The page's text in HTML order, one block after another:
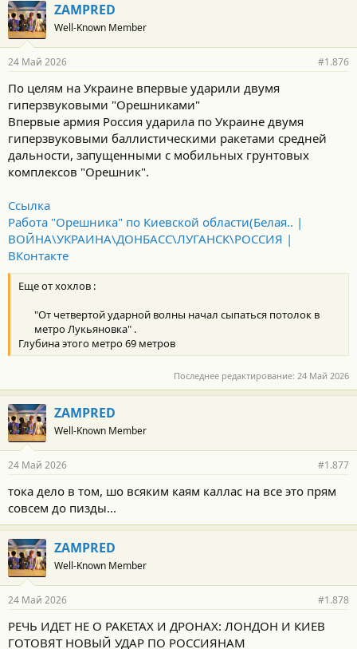
ZAMPRED
Well-Known Member
24 Май 2026 #1.876
По целям на Украине впервые ударили двумя
гиперзвуковыми "Орешниками"
Впервые армия Россия ударила по Украине двумя
гиперзвуковыми баллистическими ракетами средней
дальности, запущенными с мобильных грунтовых
комплексов "Орешник".
Ссылка
Работа "Орешника" по Киевской области(Белая.. |
ВОЙНА\УКРАИНА\ДОНБАСС\ЛУГАНСК\РОССИЯ |
ВКонтакте
Еще от хохлов :
"От четвертой ударной волны начал сыпаться потолок в
метро Лукьяновка" .​
Глубина этого метро 69 метров
Последнее редактирование: 24 Май 2026
ZAMPRED
Well-Known Member
24 Май 2026 #1.877
тока дело в том, шо всяким каям каллас на все это прям
совсем до пизды...
ZAMPRED
Well-Known Member
24 Май 2026 #1.878
РЕЧЬ ИДЕТ НЕ О РАКЕТАХ И ДРОНАХ: ЛОНДОН И КИЕВ
ГОТОВЯТ НОВЫЙ УДАР ПО РОССИЯНАМ